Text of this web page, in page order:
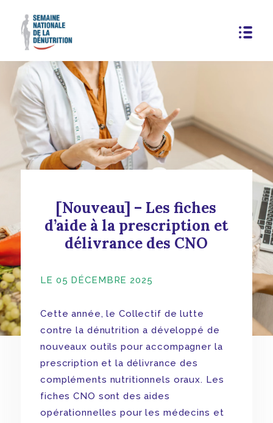
[Nouveau] – Les fiches
d’aide à la prescription et
délivrance des CNO
LE 05 DÉCEMBRE 2025
Cette année, le Collectif de lutte
contre la dénutrition a développé de
nouveaux outils pour accompagner la
prescription et la délivrance des
compléments nutritionnels oraux. Les
fiches CNO sont des aides
opérationnelles pour les médecins et